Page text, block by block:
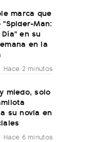
marca que
Man:
en su
en la
Hace 2 minutos
miedo, solo
su novia en
Hace 6 minutos